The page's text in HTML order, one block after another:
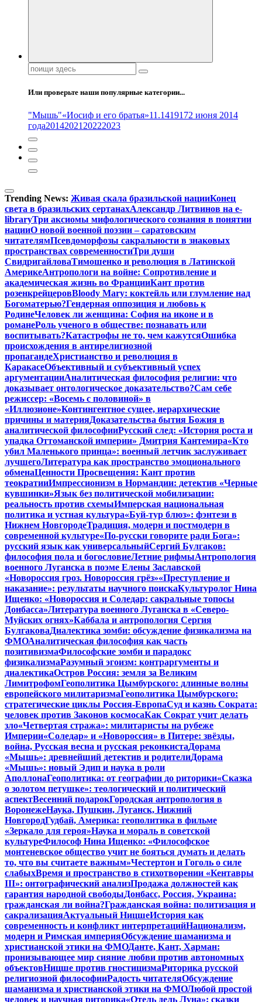
Поиск:
Или проверьте наши популярные категории...
"Мышь"«Иосиф и его братья»11.1419172 июня 2014
года20142021 20222023
Trending News: Живая скала бразильской нацииКонец
света в бразильских сертанахАлександр Литвинов на e-
libraryТри аксиомы мифологического сознания в понятии
нацииО новой военной поэзии – саратовским
читателямПсевдоморфозы сакральности в знаковых
пространствах современностиТри души
СвидригайловаТимошенко и революция в Латинской
АмерикеАнтропологи на войне: Сопротивление и
академическая жизнь во ФранцииКант против
розенкрейцеровBloody Mary: коктейль или глумление над
Богоматерью?Гендерная оппозиция и любовь к
РодинеЧеловек ли женщина: София на иконе и в
романеРоль ученого в обществе: познавать или
воспитывать?Катастрофы не то, чем кажутсяОшибка
происхождения в антирелигиозной
пропагандеХристианство и революция в
КаракасеОбъективный и субъективный успех
аргументацииАналитическая философия религии: что
доказывает онтологическое доказательство?Сам себе
режиссер: «Восемь с половиной» в
«Иллюзионе»Контингентное сущее, иерархические
причины и материяДоказательства бытия Божия в
аналитической философииРусский след: «История роста и
упадка Оттоманской империи» Дмитрия Кантемира«Кто
убил Маленького принца»: военный летчик заслуживает
лучшегоЛитература как пространство эмоционального
обменаЦенности Просвещения: Кант против
теократииИмпрессионизм в Нормандии: детектив «Черные
кувшинки»Язык без политической мобилизации:
реальность против схемыИмперская национальная
политика и устная культура«Буй-тур блюз»: фэнтези в
Нижнем НовгородеТрадиция, модерн и постмодерн в
современной культуре«По-русски говорите ради Бога»:
русский язык как универсальныйСергий Булгаков:
философия пола и богословиеЛетние рифмыАнтропология
военного Луганска в поэме Елены Заславской
«Новороссия гроз. Новороссия грёз»«Преступление и
наказание»: результаты научного поискаКультуролог Нина
Ищенко: «Новороссия и Соледар: сакральные топосы
Донбасса»Литература военного Луганска в «Северо-
Муйских огнях»Каббала и антропология Сергия
БулгаковаДиалектика зомби: обсуждение физикализма на
ФМОАналитическая философия как часть
позитивизмаФилософские зомби и парадокс
физикализмаРазумный эгоизм: контраргументы и
диалектикаОстров Россия: земля за Великим
ЛимитрофомГеополитика Цымбурского: длинные волны
европейского милитаризмаГеополитика Цымбурского:
стратегические циклы Россия-ЕвропаСуд и казнь Сократа:
человек против Законов космосаКак Сократ учит делать
зло«Четвертая стража»: милитаристы на рубеже
Империи«Соледар» и «Новороссия» в Питере: звёзды,
война, Русская весна и русская реконкистаДорама
«Мышь»: древнейший детектив и родителиДорама
«Мышь»: новый Эдип и наука в роли
АполлонаГеополитика: от географии до риторики«Сказка
о золотом петушке»: теологический и политический
аспектВесенний подарокГородская антропология в
ВоронежеНаука, Пушкин, Луганск, Нижний
НовгородГудбай, Америка: геополитика в фильме
«Зеркало для героя»Наука и мораль в советской
культуреФилософ Нина Ищенко: «Философское
монтеневское общество учит не бояться думать и делать
то, что вы считаете важным»Честертон и Гоголь о силе
слабыхВремя и пространство в стихотворении «Кентавры
III»: онтографический анализПродажа должностей как
гарантия народной свободыДонбасс, Россия, Украина:
гражданская ли война?Гражданская война: политизация и
сакрализацияАктуальный НицшеИстория как
современность и конфликт интерпретацийНационализм,
модерн и Римская империяОбсуждение шаманизма и
христианской этики на ФМОДанте, Кант, Харман:
пронизывающее мир сияние любви против автономных
объектовНицше против гностицизмаРиторика русской
религиозной философииРадость читателяОбсуждение
шаманизма и христианской этики на ФМОЛюбой простой
человек и научная риторика«Отель дель Луна»: сказки